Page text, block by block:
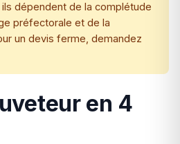
dépendent de la complétude
préfectorale et de la
un devis ferme, demandez
en 4